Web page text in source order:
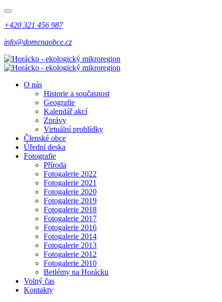
+420 321 456 987
info@domenaobce.cz
O nás
Historie a současnost
Geografie
Kalendář akcí
Zprávy
Virtuální prohlídky
Členské obce
Úřední deska
Fotografie
Příroda
Fotogalerie 2022
Fotogalerie 2021
Fotogalerie 2020
Fotogalerie 2019
Fotogalerie 2018
Fotogalerie 2017
Fotogalerie 2016
Fotogalerie 2014
Fotogalerie 2013
Fotogalerie 2012
Fotogalerie 2010
Betlémy na Horácku
Volný čas
Kontakty